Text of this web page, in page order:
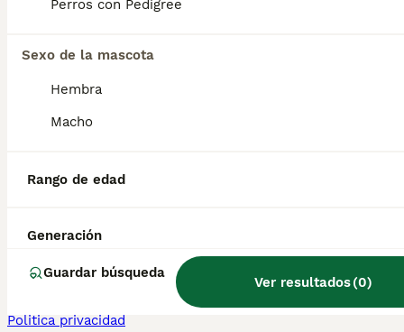
Perros con Pedigree
Sexo de la mascota
Hembra
Macho
Rango de edad
Generación
Guardar búsqueda
Ver resultados(0)
Sphynx en venta
Maine Coon en venta
Persa en venta
Teckel en Barcelona
Chihuahua en Sevilla
Perros en adopcion
Información
Politica privacidad